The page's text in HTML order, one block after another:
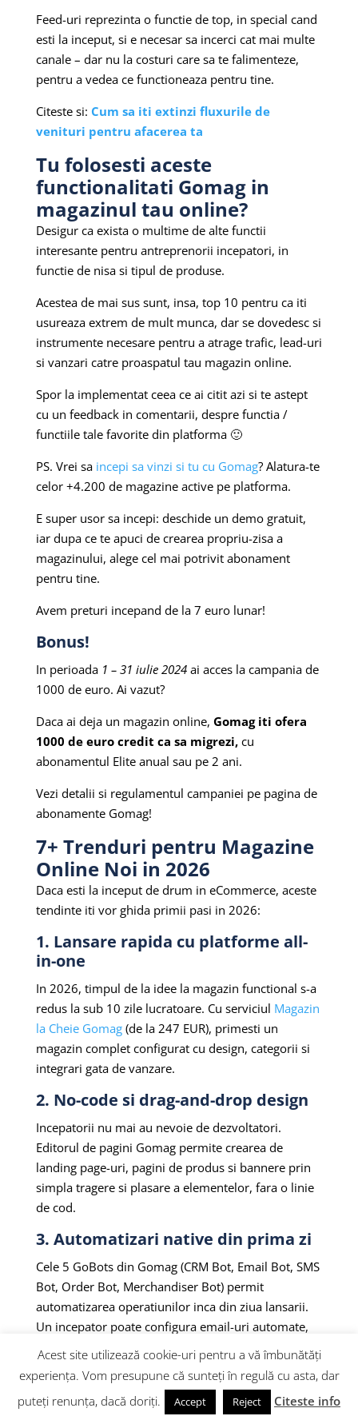
Feed-uri reprezinta o functie de top, in special cand
esti la inceput, si e necesar sa incerci cat mai multe
canale – dar nu la costuri care sa te falimenteze,
pentru a vedea ce functioneaza pentru tine.
Citeste si: Cum sa iti extinzi fluxurile de
venituri pentru afacerea ta
Tu folosesti aceste
functionalitati Gomag in
magazinul tau online?
Desigur ca exista o multime de alte functii
interesante pentru antreprenorii incepatori, in
functie de nisa si tipul de produse.
Acestea de mai sus sunt, insa, top 10 pentru ca iti
usureaza extrem de mult munca, dar se dovedesc si
instrumente necesare pentru a atrage trafic, lead-uri
si vanzari catre proaspatul tau magazin online.
Spor la implementat ceea ce ai citit azi si te astept
cu un feedback in comentarii, despre functia /
functiile tale favorite din platforma 🙂
PS. Vrei sa incepi sa vinzi si tu cu Gomag? Alatura-te
celor +4.200 de magazine active pe platforma.
E super usor sa incepi: deschide un demo gratuit,
iar dupa ce te apuci de crearea propriu-zisa a
magazinului, alege cel mai potrivit abonament
pentru tine.
Avem preturi incepand de la 7 euro lunar!
Bonus!
In perioada1 – 31 iulie 2024 ai acces la campania de
1000 de euro. Ai vazut?
Daca ai deja un magazin online, Gomag iti ofera
1000 de euro credit ca sa migrezi,cu
abonamentul Elite anual sau pe 2 ani.
Vezi detalii si regulamentul campaniei pe pagina de
abonamente Gomag!
7+ Trenduri pentru Magazine
Online Noi in 2026
Daca esti la inceput de drum in eCommerce, aceste
tendinte iti vor ghida primii pasi in 2026:
1. Lansare rapida cu platforme all-
in-one
In 2026, timpul de la idee la magazin functional s-a
redus la sub 10 zile lucratoare. Cu serviciul Magazin
la Cheie Gomag(de la 247 EUR), primesti un
magazin complet configurat cu design, categorii si
integrari gata de vanzare.
2. No-code si drag-and-drop design
Incepatorii nu mai au nevoie de dezvoltatori.
Editorul de pagini Gomag permite crearea de
landing page-uri, pagini de produs si bannere prin
simpla tragere si plasare a elementelor, fara o linie
de cod.
3. Automatizari native din prima zi
Cele 5 GoBots din Gomag (CRM Bot, Email Bot, SMS
Bot, Order Bot, Merchandiser Bot) permit
automatizarea operatiunilor inca din ziua lansarii.
Un incepator poate configura email-uri automate,
notificari SMS si procesarea comenzilor fara efort
4. Plati integrate fara cont separat
Acest site utilizează cookie-uri pentru a vă îmbunătăți
experiența. Vom presupune că sunteți în regulă cu asta, dar
puteți renunța, dacă doriți.
Accept Reject Citeste info